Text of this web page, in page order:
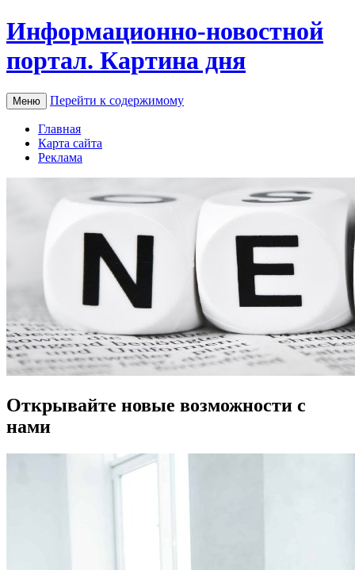
Информационно-новостной
портал. Картина дня
Меню Перейти к содержимому
Главная
Карта сайта
Реклама
Открывайте новые возможности с
нами